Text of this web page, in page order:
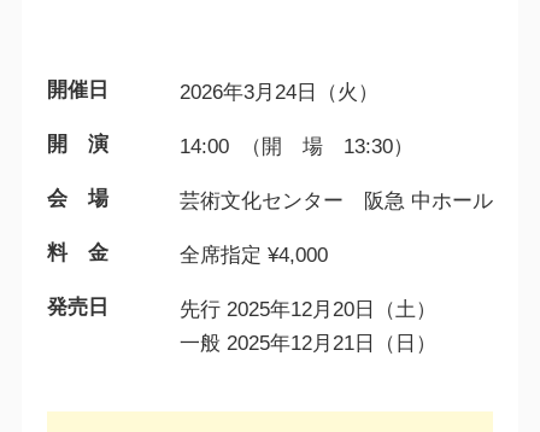
開催日 2026年3月24日（火）
開 演 14:00 （開 場 13:30）
会 場 芸術文化センター 阪急 中ホール
料 金 全席指定 ¥4,000
発売日
先行 2025年12月20日（土）
一般 2025年12月21日（日）